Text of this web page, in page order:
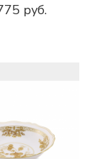
руб.